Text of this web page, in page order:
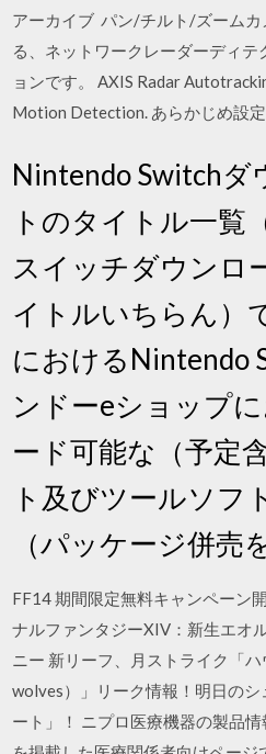
アーカイブ パン/チルト/ズーム
る、ネットワークレーダーディ
ョンです。 AXIS Radar
Motion Detection. あらかじめ設
Nintendo Switchダ
トのタイトル一覧
スイッチダウンロ
イトルいちらん）
におけるNintendo
ンドーeショップ
ード可能な（予定
ト及びツールソフ
（パッケージ併売
FF14 期間限定無料キャンペーン
ナルファンタジーXIV：新生エオ
ニー 新リーフ、月ストライク「
wolves）」リーク情報！明日の
ート」！ ニプロ医療機器の製品